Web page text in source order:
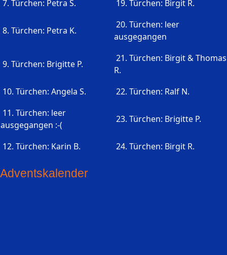
7. Türchen: Petra S. 19. Türchen: Birgit R.
8. Türchen: Petra K.
20. Türchen: leer
ausgegangen
9. Türchen: Brigitte P.
21. Türchen: Birgit & Thomas
R.
10. Türchen: Angela S.
22. Türchen: Ralf N.
11. Türchen: leer
ausgegangen :-(
23. Türchen: Brigitte P.
12. Türchen: Karin B. 24. Türchen: Birgit R.
Adventskalender